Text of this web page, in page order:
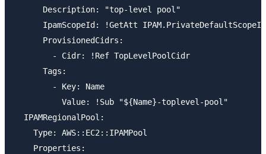
      Description: "top-level pool"
      IpamScopeId: !GetAtt IPAM.PrivateDefaultScopeId
      ProvisionedCidrs:
        - Cidr: !Ref TopLevelPoolCidr
      Tags:
        - Key: Name
          Value: !Sub "${Name}-toplevel-pool"
  IPAMRegionalPool:
    Type: AWS::EC2::IPAMPool
    Properties: